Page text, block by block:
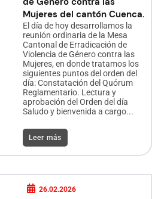
Mujeres del cantón Cuenca.
El día de hoy desarrollamos la
reunión ordinaria de la Mesa
Cantonal de Erradicación de
Violencia de Género contra las
Mujeres, en donde tratamos los
siguientes puntos del orden del
día: Constatación del Quórum
Reglamentario. Lectura y
aprobación del Orden del día
Saludo y bienvenida a cargo...
Leer más
26.02.2026